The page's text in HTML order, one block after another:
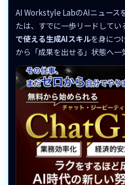
AI Workstyle LabのAIニュース
たは、すでに一歩リードしてい
で使える生成AIスキルを身につ
から「成果を出せる」状態へ一